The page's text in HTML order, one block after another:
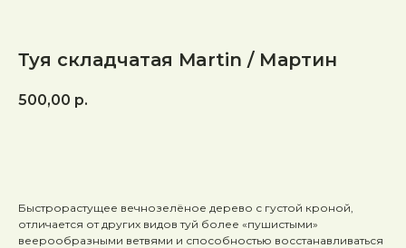
Туя складчатая Martin / Мартин
500,00 р.
Быстрорастущее вечнозелёное дерево с густой кроной,
отличается от других видов туй более «пушистыми»
веерообразными ветвями и способностью восстанавливаться